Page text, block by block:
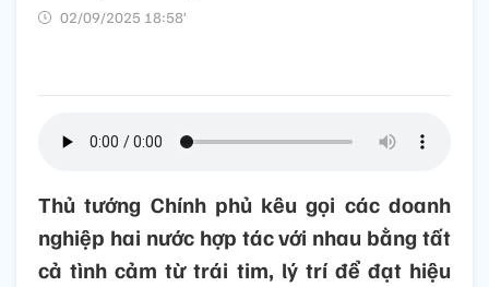
02/09/2025 18:58’
Thủ tướng Chính phủ kêu gọi các doanh
nghiệp hai nước hợp tác với nhau bằng tất
cả tình cảm từ trái tim, lý trí để đạt hiệu